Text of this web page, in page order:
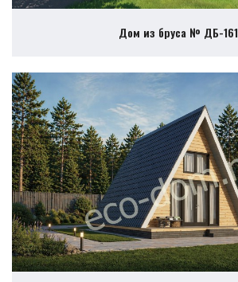
Дом из бруса № ДБ-161